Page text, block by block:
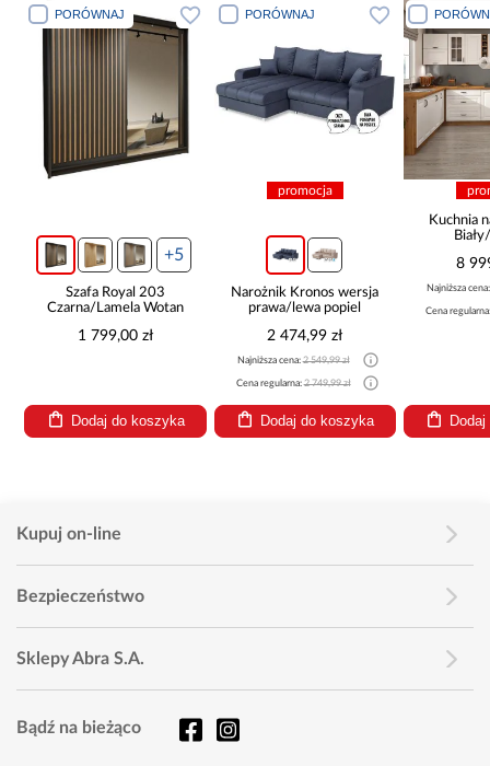
PORÓWNAJ
+5
Szafa Royal 203
Czarna/Lamela Wotan
1 799,00 zł
Dodaj do koszyka
PORÓWNAJ
promocja
Narożnik Kronos wersja
prawa/lewa popiel
2 474,99 zł
Najniższa cena:2 549,99 zł
Cena regularna:2 749,99 zł
Dodaj do koszyka
Kuchnia
8
Najniższa
Cena
Kupuj on-line
Bezpieczeństwo
Sklepy Abra S.A.
Bądź na bieżąco